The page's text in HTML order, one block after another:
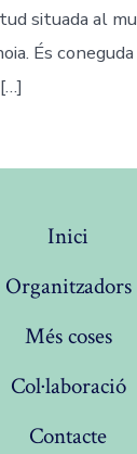
situada al
És
Inici
Organitzadors
Més coses
Col·laboració
Contacte